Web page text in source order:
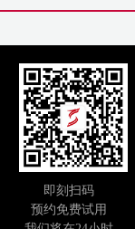
即刻扫码
预约免费试用